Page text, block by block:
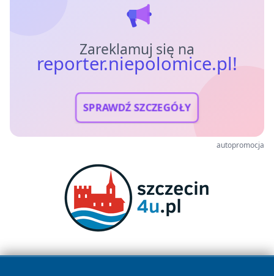
Zareklamuj się na
reporter.niepolomice.pl!
SPRAWDŹ SZCZEGÓŁY
autopromocja